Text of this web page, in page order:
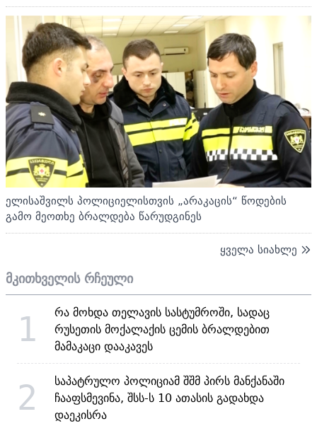
ელისაშვილს პოლიციელისთვის „არაკაცის“ წოდების
გამო მეოთხე ბრალდება წარუდგინეს
ყველა სიახლე
მკითხველის რჩეული
1
რა მოხდა თელავის სასტუმროში, სადაც
რუსეთის მოქალაქის ცემის ბრალდებით
მამაკაცი დააკავეს
2
საპატრულო პოლიციამ შშმ პირს მანქანაში
ჩააფსმევინა, შსს-ს 10 ათასის გადახდა
დაეკისრა